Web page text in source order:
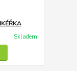
Skladem